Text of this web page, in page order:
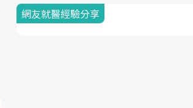
網友就醫經驗分享